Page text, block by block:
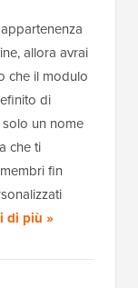
allora avrai
che il modulo
di
un nome
che ti
fin
di più »